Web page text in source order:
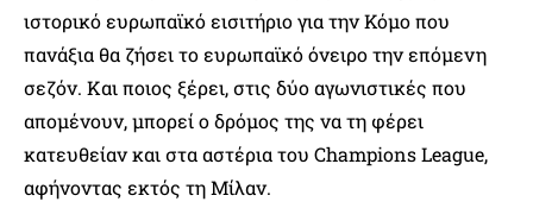
ιστορικό ευρωπαϊκό εισιτήριο για την Κόμο που
πανάξια θα ζήσει το ευρωπαϊκό όνειρο την επόμενη
σεζόν. Και ποιος ξέρει, στις δύο αγωνιστικές που
απομένουν, μπορεί ο δρόμος της να τη φέρει
κατευθείαν και στα αστέρια του Champions League,
αφήνοντας εκτός τη Μίλαν.